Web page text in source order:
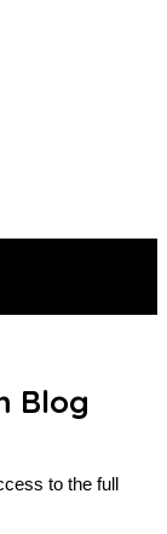
Blog
to the full